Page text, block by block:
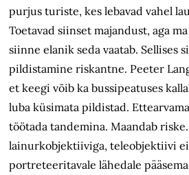
purjus turiste, kes lebavad vahel
Toetavad siinset majandust, aga
siinne elanik seda vaatab. Sellises
pildistamine riskantne. Peeter
et keegi võib ka bussipeatuses
luba küsimata pildistad.
töötada tandemina. Maandab
lainurkobjektiiviga, teleobjektiivi ei
portreteeritavale lähedale